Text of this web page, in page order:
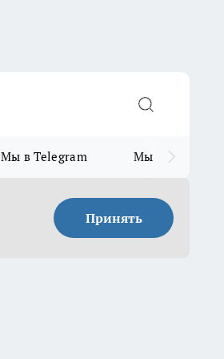
Мы в Telegram Мы в MAX
Принять